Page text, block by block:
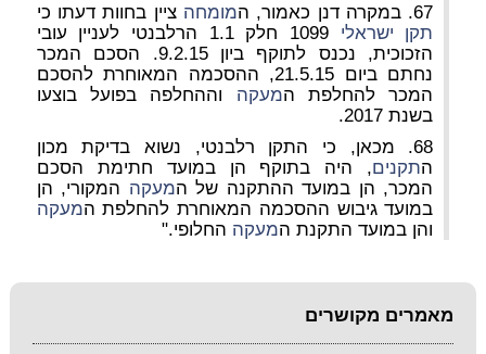
67. במקרה דנן כאמור, ה
מומחה ציין בחוות דעתו כי
תקן ישראלי
1099 חלק 1.1 הרלבנטי לעניין עובי
הזכוכית, נכנס לתוקף ביון 9.2.15. הסכם המכר
נחתם ביום 21.5.15, ההסכמה המאוחרת להסכם
המכר להחלפת המעקה וההחלפה בפועל בוצעו
בשנת 2017.
68. מכאן, כי התקן רלבנטי, נשוא בדיקת מכון
התקנים, היה בתוקף הן במועד חתימת הסכם
המכר, הן במועד ההתקנה של המעקה המקורי, הן
במועד גיבוש ההסכמה המאוחרת להחלפת המעקה
והן במועד התקנת המעקה החלופי."
מאמרים מקושרים